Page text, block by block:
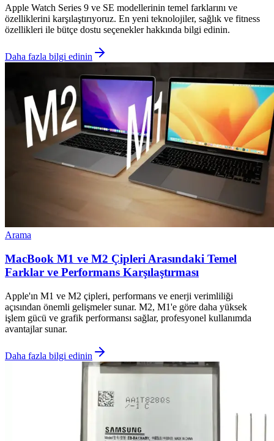
Apple Watch Series 9 ve SE modellerinin temel farklarını ve
özelliklerini karşılaştırıyoruz. En yeni teknolojiler, sağlık ve fitness
özellikleri ile bütçe dostu seçenekler hakkında bilgi edinin.
Daha fazla bilgi edinin
Arama
MacBook M1 ve M2 Çipleri Arasındaki Temel
Farklar ve Performans Karşılaştırması
Apple'ın M1 ve M2 çipleri, performans ve enerji verimliliği
açısından önemli gelişmeler sunar. M2, M1'e göre daha yüksek
işlem gücü ve grafik performansı sağlar, profesyonel kullanımda
avantajlar sunar.
Daha fazla bilgi edinin